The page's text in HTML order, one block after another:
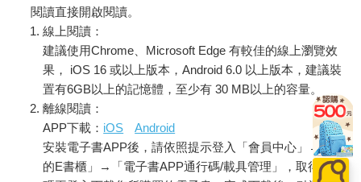
閱讀直接開啟閱讀。
線上閱讀：
建議使用Chrome、Microsoft Edge 有較佳的線上瀏覽效
果， iOS 16 或以上版本，Android 6.0 以上版本，建議裝
置有6GB以上的記憶體，至少有 30 MB以上的容量。
離線閱讀：
APP下載： iOS
Android
安裝電子書APP後，請依照提示登入「會員中心」→「我
的E書櫃」→「電子書APP通行碼/載具管理」，取得通行